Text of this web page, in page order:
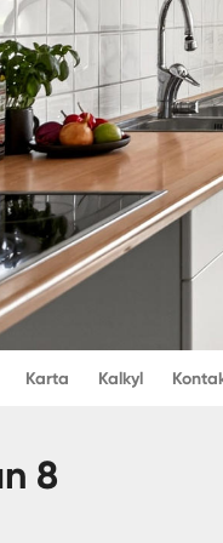
Karta Kalkyl
8